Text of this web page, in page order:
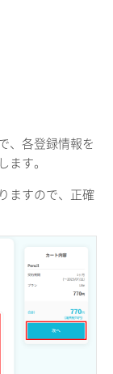
、各登録情報を
す。
ますので、正確